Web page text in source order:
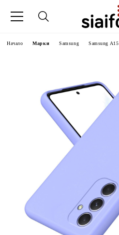
Начало Марки Samsung Samsung A15